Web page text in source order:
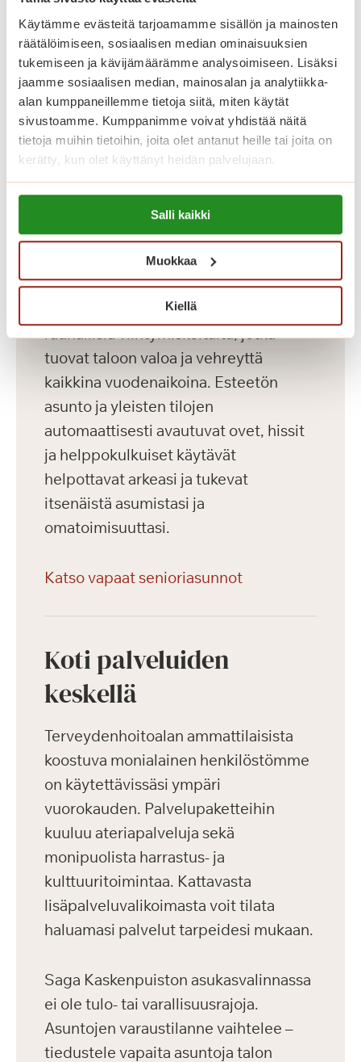
Käytämme evästeitä tarjoamamme sisällön ja mainosten
räätälöimiseen, sosiaalisen median ominaisuuksien
tukemiseen ja kävijämäärämme analysoimiseen. Lisäksi
jaamme sosiaalisen median, mainosalan ja analytiikka-
alan kumppaneillemme tietoja siitä, miten käytät
sivustoamme. Kumppanimme voivat yhdistää näitä
tietoja muihin tietoihin, joita olet antanut heille tai joita on
kerätty, kun olet käyttänyt heidän palvelujaan.
Lue lisää evästeistä:
https://sagacare.fi/evasteet/
Salli kaikki
Muokkaa
Kiellä
asunnon vuokra ja yhteisten tilojen
käyttö. Vesimaksu on 26 euroa
henkilöltä kuukaudessa. Sähkö
laskutetaan kulutuksen mukaan.
Asukkailla on myös mahdollisuus
vuokrata autopaikka 23 euron
kuukausihintaan.
Palvelutalon asukkaana käytössäsi
ovat myös talon kauniisti sisustetut
yhteistilat. Meillä on viihtyisä ravintola,
kuntosali sekä saunaosasto sisä- ja
ulkoaltaineen. Talvipuutarhat ovat
rauhallisia viihtymiskeitaita, jotka
tuovat taloon valoa ja vehreyttä
kaikkina vuodenaikoina. Esteetön
asunto ja yleisten tilojen
automaattisesti avautuvat ovet, hissit
ja helppokulkuiset käytävät
helpottavat arkeasi ja tukevat
itsenäistä asumistasi ja
omatoimisuuttasi.
Katso vapaat senioriasunnot
Koti palveluiden
keskellä
Terveydenhoitoalan ammattilaisista
koostuva monialainen henkilöstömme
on käytettävissäsi ympäri
vuorokauden. Palvelupaketteihin
kuuluu ateriapalveluja sekä
monipuolista harrastus- ja
kulttuuritoimintaa. Kattavasta
lisäpalveluvalikoimasta voit tilata
haluamasi palvelut tarpeidesi mukaan.
Saga Kaskenpuiston asukasvalinnassa
ei ole tulo- tai varallisuusrajoja.
Asuntojen varaustilanne vaihtelee –
tiedustele vapaita asuntoja talon